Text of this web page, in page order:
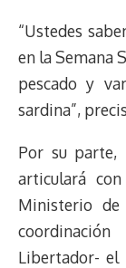
“Ustedes
en la Semana
pescado y
sardina”,
Por su parte,
articulará
Ministerio de
Libertador- el